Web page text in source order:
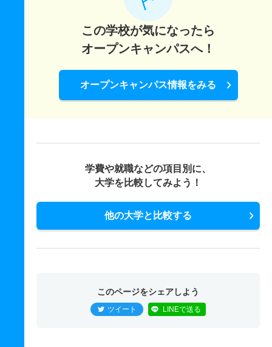
この学校が気になったら
オープンキャンパスへ！
オープンキャンパス情報をみる
学費や就職などの項目別に、
大学を比較してみよう！
他の大学と比較する
このページをシェアしよう
ツイート LINEで送る